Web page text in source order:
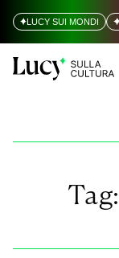
LUCY SUI MONDI
Tag: